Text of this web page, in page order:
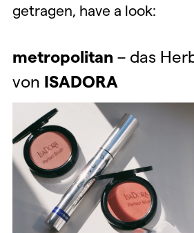
getragen, have a look:
metropolitan – das
von ISADORA